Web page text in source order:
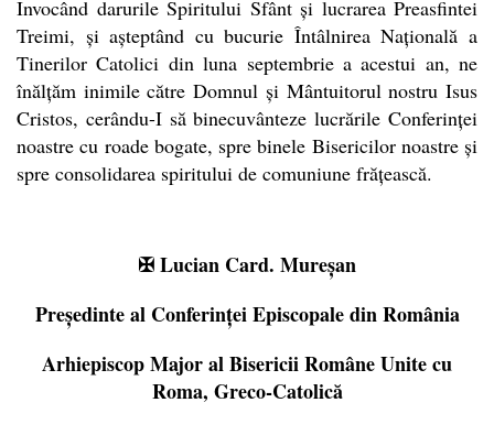
Invocând darurile Spiritului Sfânt și lucrarea Preasfintei
Treimi, și așteptând cu bucurie Întâlnirea Națională a
Tinerilor Catolici din luna septembrie a acestui an, ne
înălțăm inimile către Domnul și Mântuitorul nostru Isus
Cristos, cerându-I să binecuvânteze lucrările Conferinței
noastre cu roade bogate, spre binele Bisericilor noastre și
spre consolidarea spiritului de comuniune frățească.
✠ Lucian Card. Mureșan
Președinte al Conferinței Episcopale din România
Arhiepiscop Major al Bisericii Române Unite cu
Roma, Greco-Catolică